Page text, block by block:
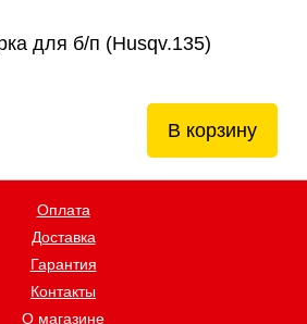
для б/п (Husqv.135)
В корзину
Оплата
Доставка
Гарантия
Контакты
О магазине